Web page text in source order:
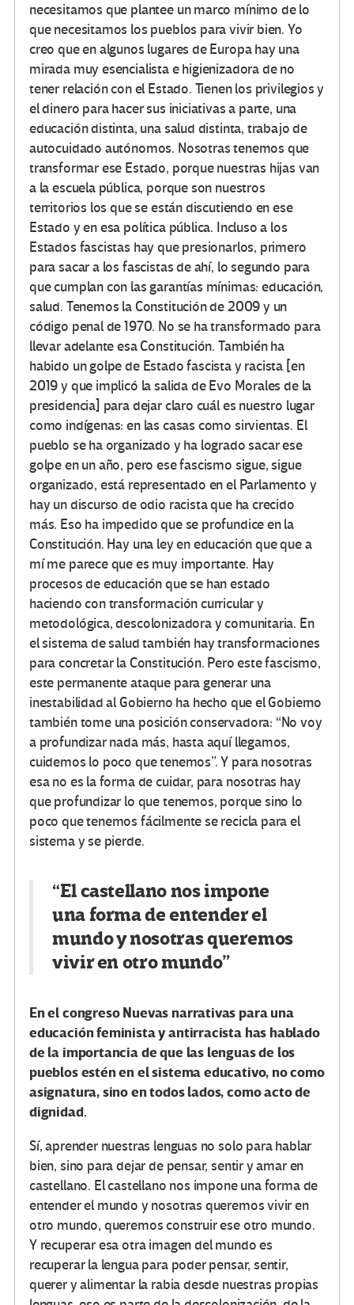
necesitamos que plantee un marco mínimo de lo
que necesitamos los pueblos para vivir bien. Yo
creo que en algunos lugares de Europa hay una
mirada muy esencialista e higienizadora de no
tener relación con el Estado. Tienen los privilegios y
el dinero para hacer sus iniciativas a parte, una
educación distinta, una salud distinta, trabajo de
autocuidado autónomos. Nosotras tenemos que
transformar ese Estado, porque nuestras hijas van
a la escuela pública, porque son nuestros
territorios los que se están discutiendo en ese
Estado y en esa política pública. Incluso a los
Estados fascistas hay que presionarlos, primero
para sacar a los fascistas de ahí, lo segundo para
que cumplan con las garantías mínimas: educación,
salud. Tenemos la Constitución de 2009 y un
código penal de 1970. No se ha transformado para
llevar adelante esa Constitución. También ha
habido un golpe de Estado fascista y racista [en
2019 y que implicó la salida de Evo Morales de la
presidencia] para dejar claro cuál es nuestro lugar
como indígenas: en las casas como sirvientas. El
pueblo se ha organizado y ha logrado sacar ese
golpe en un año, pero ese fascismo sigue, sigue
organizado, está representado en el Parlamento y
hay un discurso de odio racista que ha crecido
más. Eso ha impedido que se profundice en la
Constitución. Hay una ley en educación que que a
mí me parece que es muy importante. Hay
procesos de educación que se han estado
haciendo con transformación curricular y
metodológica, descolonizadora y comunitaria. En
el sistema de salud también hay transformaciones
para concretar la Constitución. Pero este fascismo,
este permanente ataque para generar una
inestabilidad al Gobierno ha hecho que el Gobierno
también tome una posición conservadora: “No voy
a profundizar nada más, hasta aquí llegamos,
cuidemos lo poco que tenemos”. Y para nosotras
esa no es la forma de cuidar, para nosotras hay
que profundizar lo que tenemos, porque sino lo
poco que tenemos fácilmente se recicla para el
sistema y se pierde.
“El castellano nos impone
una forma de entender el
mundo y nosotras queremos
vivir en otro mundo”
En el congreso Nuevas narrativas para una
educación feminista y antirracista has hablado
de la importancia de que las lenguas de los
pueblos estén en el sistema educativo, no como
asignatura, sino en todos lados, como acto de
dignidad.
Sí, aprender nuestras lenguas no solo para hablar
bien, sino para dejar de pensar, sentir y amar en
castellano. El castellano nos impone una forma de
entender el mundo y nosotras queremos vivir en
otro mundo, queremos construir ese otro mundo.
Y recuperar esa otra imagen del mundo es
recuperar la lengua para poder pensar, sentir,
querer y alimentar la rabia desde nuestras propias